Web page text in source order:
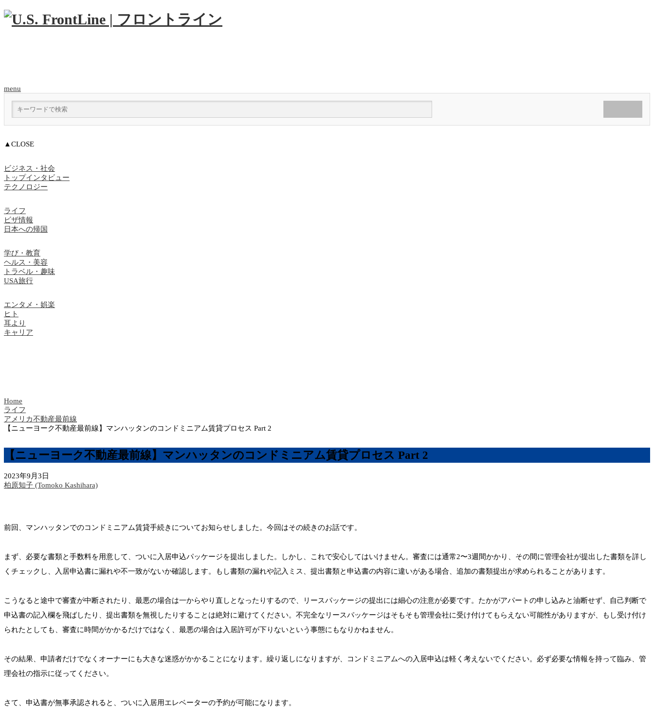
menu
▲CLOSE
ビジネス・社会
トップインタビュー
テクノロジー
ライフ
ビザ情報
日本への帰国
学び・教育
ヘルス・美容
トラベル・趣味
USA旅行
エンタメ・娯楽
ヒト
耳より
キャリア
Home
ライフ
アメリカ不動産最前線
【ニューヨーク不動産最前線】マンハッタンのコンドミニアム賃貸プロセス Part 2
【ニューヨーク不動産最前線】マンハッタンのコンドミニアム賃貸プロセス Part 2
2023年9月3日
柏原知子 (Tomoko Kashihara)
前回、マンハッタンでのコンドミニアム賃貸手続きについてお知らせしました。今回はその続きのお話です。
まず、必要な書類と手数料を用意して、ついに入居申込パッケージを提出しました。しかし、これで安心してはいけません。審査には通常2〜3週間かかり、その間に管理会社が提出した書類を詳し
くチェックし、入居申込書に漏れや不一致がないか確認します。もし書類の漏れや記入ミス、提出書類と申込書の内容に違いがある場合、追加の書類提出が求められることがあります。
こうなると途中で審査が中断されたり、最悪の場合は一からやり直しとなったりするので、リースパッケージの提出には細心の注意が必要です。たかがアパートの申し込みと油断せず、自己判断で
申込書の記入欄を飛ばしたり、提出書類を無視したりすることは絶対に避けてください。不完全なリースパッケージはそもそも管理会社に受け付けてもらえない可能性がありますが、もし受け付け
られたとしても、審査に時間がかかるだけではなく、最悪の場合は入居許可が下りないという事態にもなりかねません。
その結果、申請者だけでなくオーナーにも大きな迷惑がかかることになります。繰り返しになりますが、コンドミニアムへの入居申込は軽く考えないでください。必ず必要な情報を持って臨み、管
理会社の指示に従ってください。
さて、申込書が無事承認されると、ついに入居用エレベーターの予約が可能になります。